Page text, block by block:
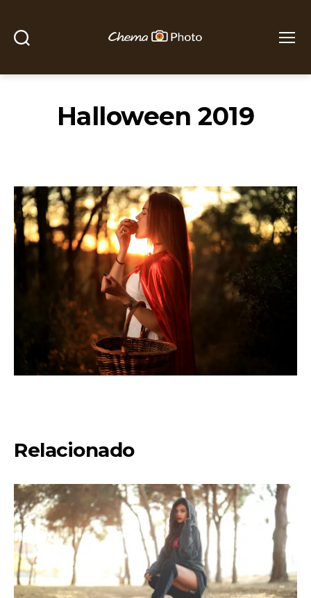
Photo
Halloween 2019
Relacionado